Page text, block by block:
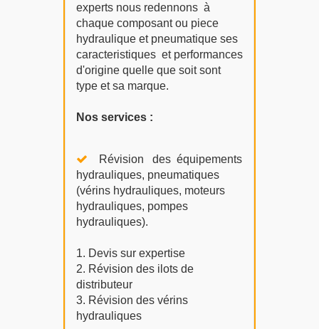
experts nous redennons à
chaque composant ou piece
hydraulique et pneumatique ses
caracteristiques et performances
d'origine quelle que soit sont
type et sa marque.
Nos services :
Révision des équipements
hydrauliques, pneumatiques
(vérins hydrauliques, moteurs
hydrauliques, pompes
hydrauliques).
1. Devis sur expertise
2. Révision des ilots de
distributeur
3. Révision des vérins
hydrauliques